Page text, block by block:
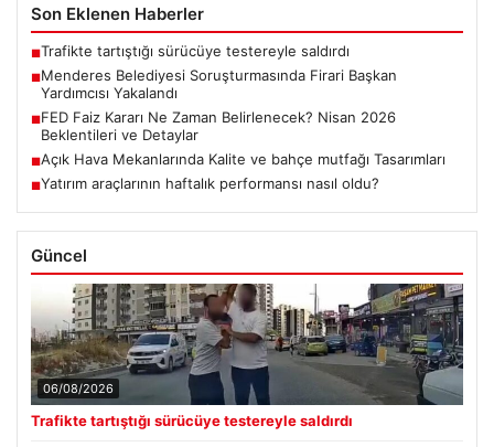
Son Eklenen Haberler
■Trafikte tartıştığı sürücüye testereyle saldırdı
■Menderes Belediyesi Soruşturmasında Firari Başkan
Yardımcısı Yakalandı
■FED Faiz Kararı Ne Zaman Belirlenecek? Nisan 2026
Beklentileri ve Detaylar
■Açık Hava Mekanlarında Kalite ve bahçe mutfağı Tasarımları
■Yatırım araçlarının haftalık performansı nasıl oldu?
Güncel
06/08/2026
Trafikte tartıştığı sürücüye testereyle saldırdı